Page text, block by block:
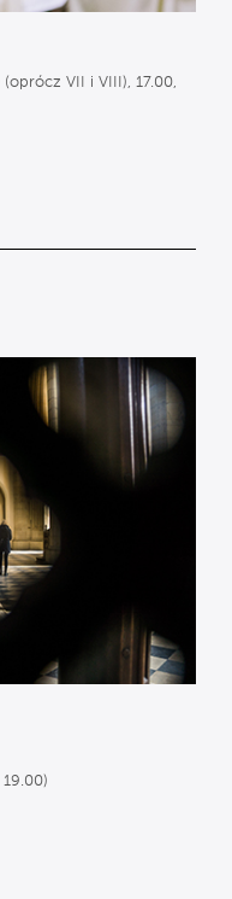
VII i VIII), 17.00,